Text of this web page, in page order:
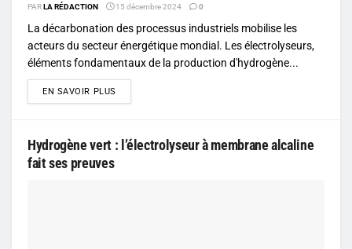
PARLA RÉDACTION 15 décembre 2024 0
La décarbonation des processus industriels mobilise les
acteurs du secteur énergétique mondial. Les électrolyseurs,
éléments fondamentaux de la production d'hydrogène...
EN SAVOIR PLUS
Hydrogène vert : l’électrolyseur à membrane alcaline
fait ses preuves